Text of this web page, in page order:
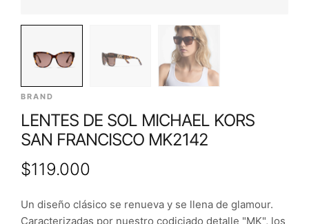
BRAND
LENTES DE SOL MICHAEL KORS
SAN FRANCISCO MK2142
$119.000
Un diseño clásico se renueva y se llena de glamour.
Caracterizadas por nuestro codiciado detalle "MK", los